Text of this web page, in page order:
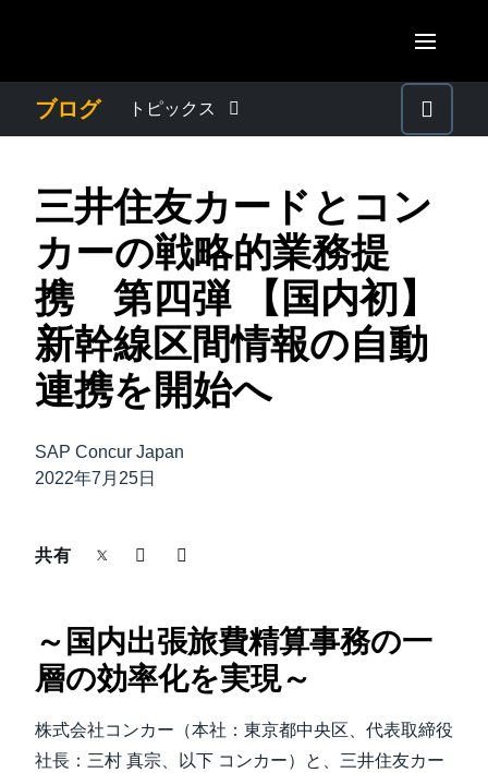
AMERICAS
Canada (English)
Canada (Français)
México (Español)
Brasil (Português)
United Kingdom (English)
France (Français)
Deutschland (Deutsch)
Italia (Italiano)
Nederlands (English)
España (Español)
Norway (English)
ASIA PACIFIC
Australia (English)
India (English)
日本（日本語)
ブログ トピックス
プレスリリース
電子帳簿保存法・インボイス制度
経理・総務の豆知識
製品情報
導入事例
サステナビリティ
働きかた改革
三井住友カードとコン
カーの戦略的業務提
携 第四弾 【国内初】
新幹線区間情報の自動
連携を開始へ
SAP Concur Japan
2022年7月25日
共有
～国内出張旅費精算事務の一
層の効率化を実現～
株式会社コンカー（本社：東京都中央区、代表取締役
社長：三村 真宗、以下 コンカー）と、三井住友カー